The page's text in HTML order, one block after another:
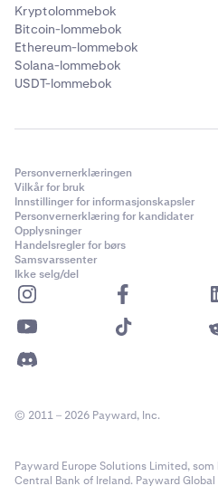
Kryptolommebok
Bitcoin-lommebok
Ethereum-lommebok
Solana-lommebok
USDT-lommebok
Personvernerklæringen
Vilkår for bruk
Innstillinger for informasjonskapsler
Personvernerklæring for kandidater
Opplysninger
Handelsregler for børs
Samsvarssenter
Ikke selg/del
© 2011 – 2026 Payward, Inc.
Payward Europe Solutions Limited,
Central Bank of Ireland. Payward